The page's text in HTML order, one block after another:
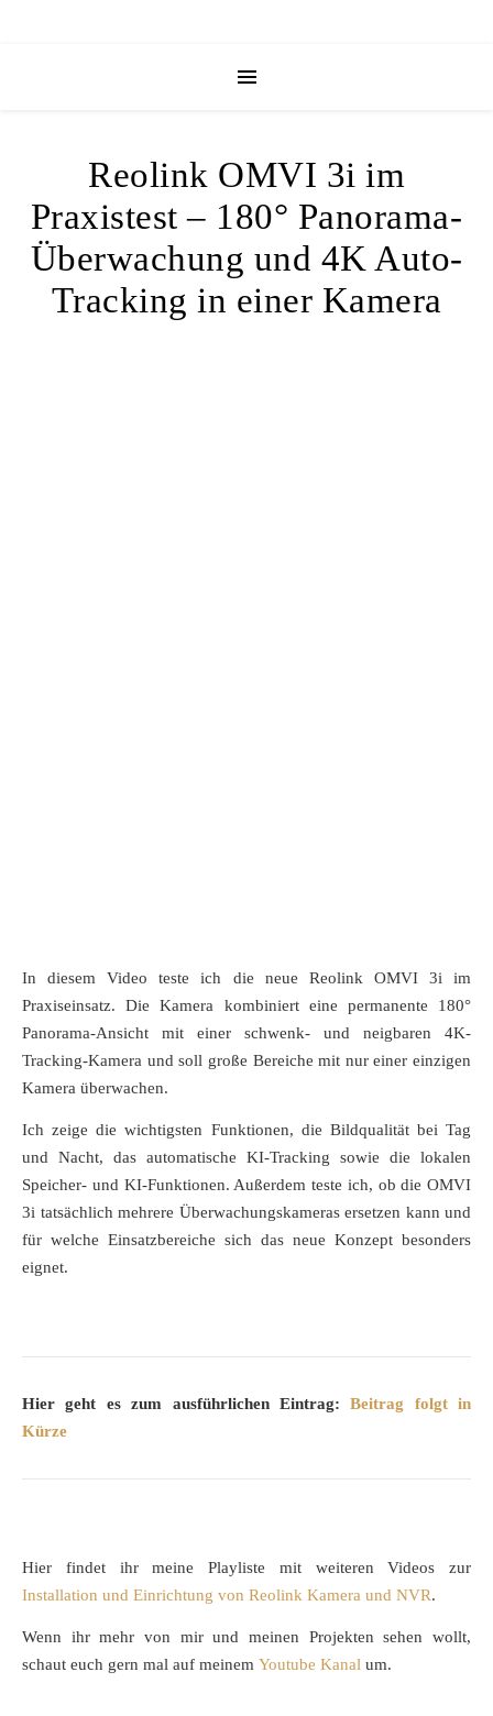
Reolink OMVI 3i im
Praxistest – 180° Panorama-
Überwachung und 4K Auto-
Tracking in einer Kamera
In diesem Video teste ich die neue Reolink OMVI 3i im
Praxiseinsatz. Die Kamera kombiniert eine permanente 180°
Panorama-Ansicht mit einer schwenk- und neigbaren 4K-
Tracking-Kamera und soll große Bereiche mit nur einer einzigen
Kamera überwachen.
Ich zeige die wichtigsten Funktionen, die Bildqualität bei Tag
und Nacht, das automatische KI-Tracking sowie die lokalen
Speicher- und KI-Funktionen. Außerdem teste ich, ob die OMVI
3i tatsächlich mehrere Überwachungskameras ersetzen kann und
für welche Einsatzbereiche sich das neue Konzept besonders
eignet.
Hier geht es zum ausführlichen Eintrag:Beitrag folgt in
Kürze
Hier findet ihr meine Playliste mit weiteren Videos zur
Installation und Einrichtung von Reolink Kamera und NVR.
Wenn ihr mehr von mir und meinen Projekten sehen wollt,
schaut euch gern mal auf meinem Youtube Kanal um.